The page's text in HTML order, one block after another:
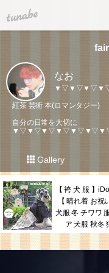
tuna.be
なお
紅茶 芸術 本(ロマンタジー)
自分の日常を大切に
Gallery
【 袴 犬 服 】
【 晴れ着 お
犬服 冬 チワワ
ア 犬服 秋冬